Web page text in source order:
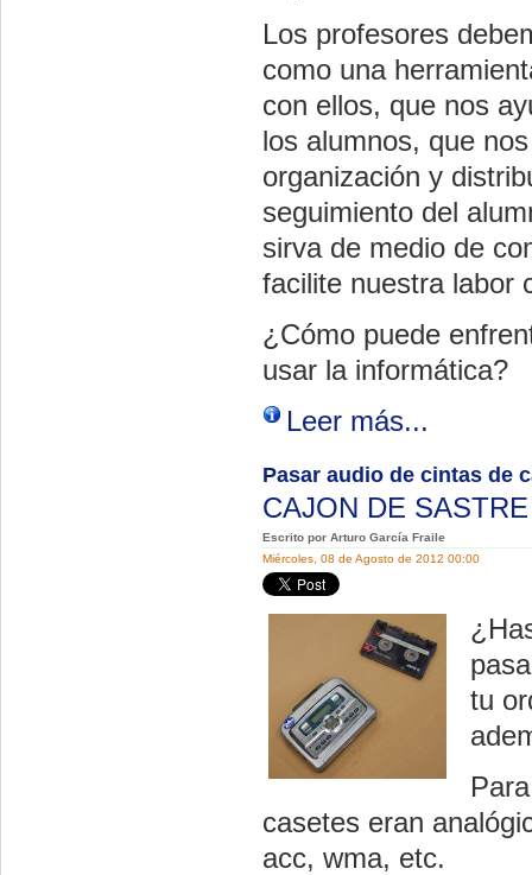
Los profesores
como una
con ellos, que nos
los alumnos, que
organización y
seguimiento del
sirva de medio de
facilite nuestra labor
¿Cómo puede
usar la informática?
Leer más...
Pasar audio de cintas de
CAJON DE
Escrito por Arturo García Fraile
Miércoles, 08 de Agosto de 2012 00:00
tu
casetes eran
acc, wma, etc.